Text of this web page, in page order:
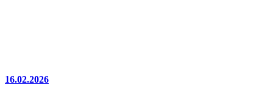
16.02.2026